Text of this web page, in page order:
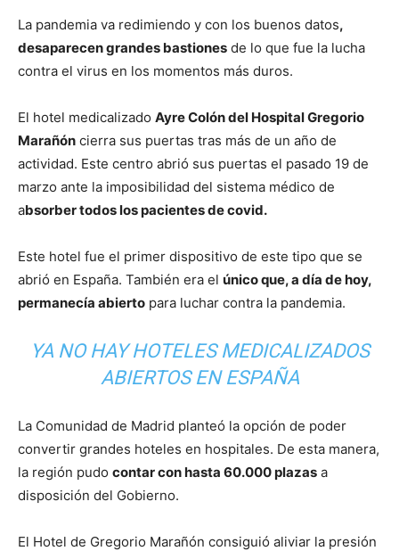
La pandemia va redimiendo y con los buenos datos,
desaparecen grandes bastiones de lo que fue la lucha
contra el virus en los momentos más duros.
El hotel medicalizado Ayre Colón del Hospital Gregorio
Marañón cierra sus puertas tras más de un año de
actividad. Este centro abrió sus puertas el pasado 19 de
marzo ante la imposibilidad del sistema médico de
absorber todos los pacientes de covid.
Este hotel fue el primer dispositivo de este tipo que se
abrió en España. También era el único que, a día de hoy,
permanecía abierto para luchar contra la pandemia.
YA NO HAY HOTELES MEDICALIZADOS
ABIERTOS EN ESPAÑA
La Comunidad de Madrid planteó la opción de poder
convertir grandes hoteles en hospitales. De esta manera,
la región pudo contar con hasta 60.000 plazas a
disposición del Gobierno.
El Hotel de Gregorio Marañón consiguió aliviar la presión